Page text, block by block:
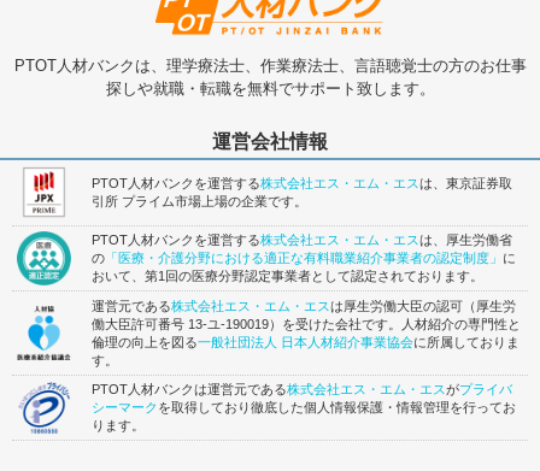
PTOT人材バンクは、理学療法士、作業療法士、言語聴覚士の方のお仕事
探しや就職・転職を無料でサポート致します。
運営会社情報
PTOT人材バンクを運営する株式会社エス・エム・エスは、東京証券取
引所 プライム市場上場の企業です。
PTOT人材バンクを運営する株式会社エス・エム・エスは、厚生労働省
の 「医療・介護分野における適正な有料職業紹介事業者の認定制度」 に
おいて、第1回の医療分野認定事業者として認定されております。
運営元である株式会社エス・エム・エスは厚生労働大臣の認可（厚生労
働大臣許可番号 13-ユ-190019）を受けた会社です。人材紹介の専門性と
倫理の向上を図る一般社団法人 日本人材紹介事業協会に所属しておりま
す。
PTOT人材バンクは運営元である株式会社エス・エム・エスがプライバ
シーマーク を取得しており徹底した個人情報保護・情報管理を行ってお
ります。